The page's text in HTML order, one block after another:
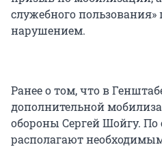
служебного пользования»
нарушением.
Ранее о том, что в
дополнительной
обороны Сергей Шойгу. По
располагают